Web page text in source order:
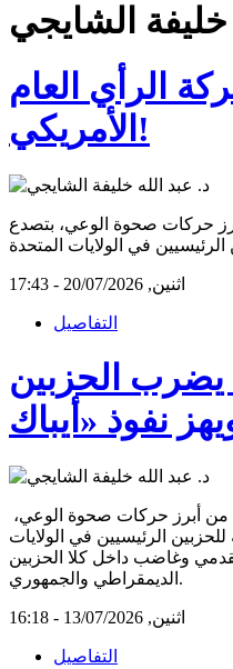
خليفة الشايجي
الرأي العام
الأمريكي!
حركات صحوة الوعي، بتصدع
اثنين, 20/07/2026 - 17:43
التفاصيل
الحزبين
للحزبين الرئيسيين في الولايات
وغاضب داخل كلا الحزبين
الديمقراطي والجمهوري.
اثنين, 13/07/2026 - 16:18
التفاصيل